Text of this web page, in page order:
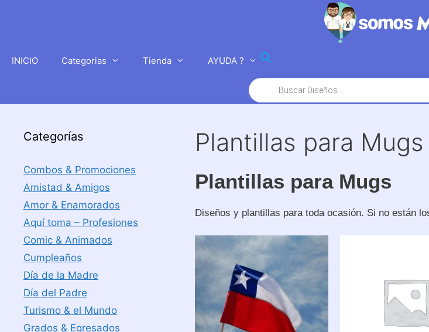
INICIO Categorias Tienda AYUDA ?
Búsqueda
de
productos
Plantillas para Mugs
Plantillas para Mugs
Diseños y plantillas para toda ocasión. Si no están
Categorías
Combos & Promociones
Amistad & Amigos
Amor & Enamorados
Aquí toma – Profesiones
Comic & Animados
Cumpleaños
Día de la Madre
Día del Padre
Turismo & el Mundo
Grados & Egresados